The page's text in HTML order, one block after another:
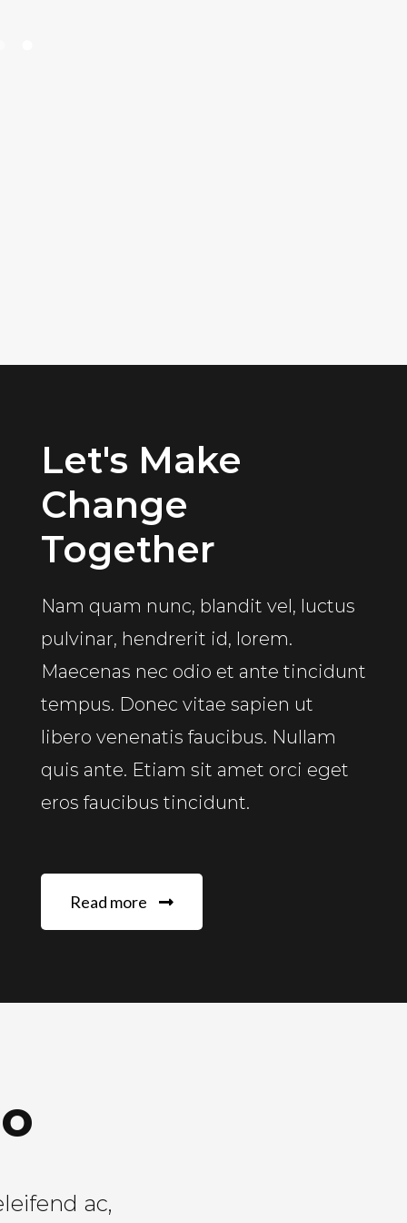
Let's Make
Change
Together
Nam quam nunc, blandit vel, luctus
pulvinar, hendrerit id, lorem.
Maecenas nec odio et ante tincidunt
tempus. Donec vitae sapien ut
libero venenatis faucibus. Nullam
quis ante. Etiam sit amet orci eget
eros faucibus tincidunt.
Read more
ac,